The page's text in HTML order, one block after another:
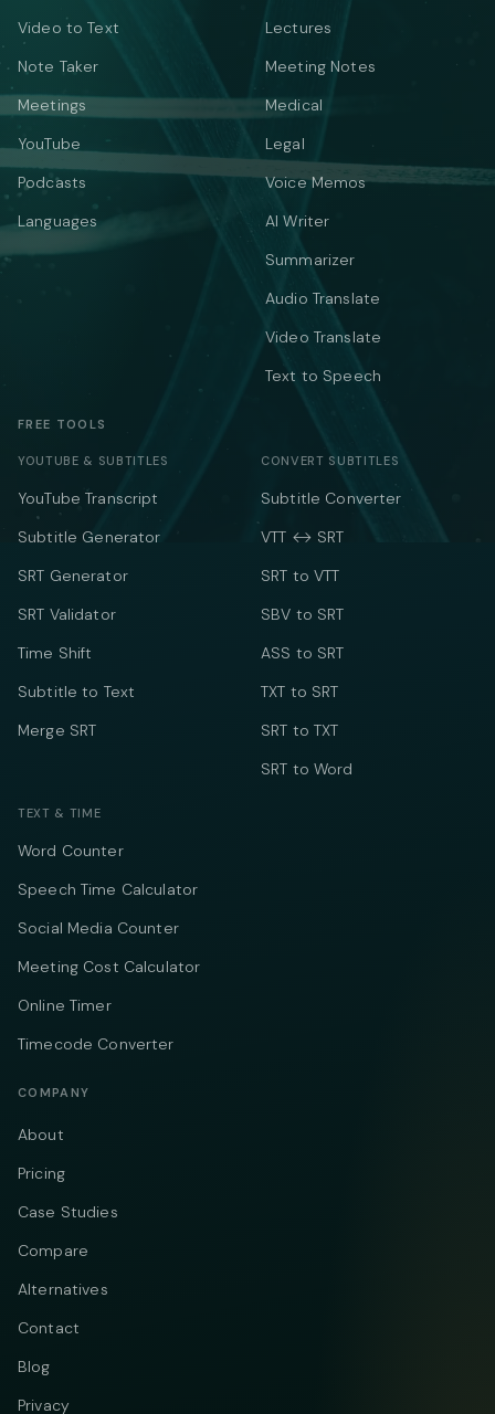
Video to Text
Note Taker
Meetings
YouTube
Podcasts
Languages
Lectures
Meeting Notes
Medical
Legal
Voice Memos
AI Writer
Summarizer
Audio Translate
Video Translate
Text to Speech
FREE TOOLS
YOUTUBE & SUBTITLES
YouTube Transcript
Subtitle Generator
SRT Generator
SRT Validator
Time Shift
Subtitle to Text
Merge SRT
CONVERT SUBTITLES
Subtitle Converter
VTT ↔ SRT
SRT to VTT
SBV to SRT
ASS to SRT
TXT to SRT
SRT to TXT
SRT to Word
TEXT & TIME
Word Counter
Speech Time Calculator
Social Media Counter
Meeting Cost Calculator
Online Timer
Timecode Converter
COMPANY
About
Pricing
Case Studies
Compare
Alternatives
Contact
Blog
Privacy